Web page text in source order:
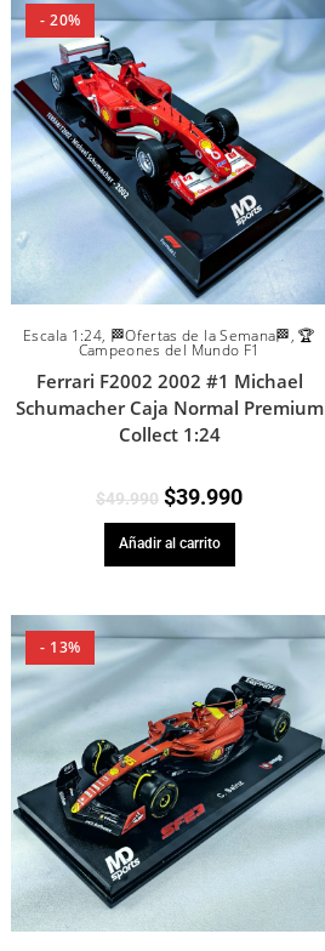
- 20%
Escala 1:24, 🏁Ofertas de la Semana🏁,🏆
Campeones del Mundo F1
Ferrari F2002 2002 #1 Michael
Schumacher Caja Normal Premium
Collect 1:24
$49.990 $39.990
Añadir al carrito
- 13%